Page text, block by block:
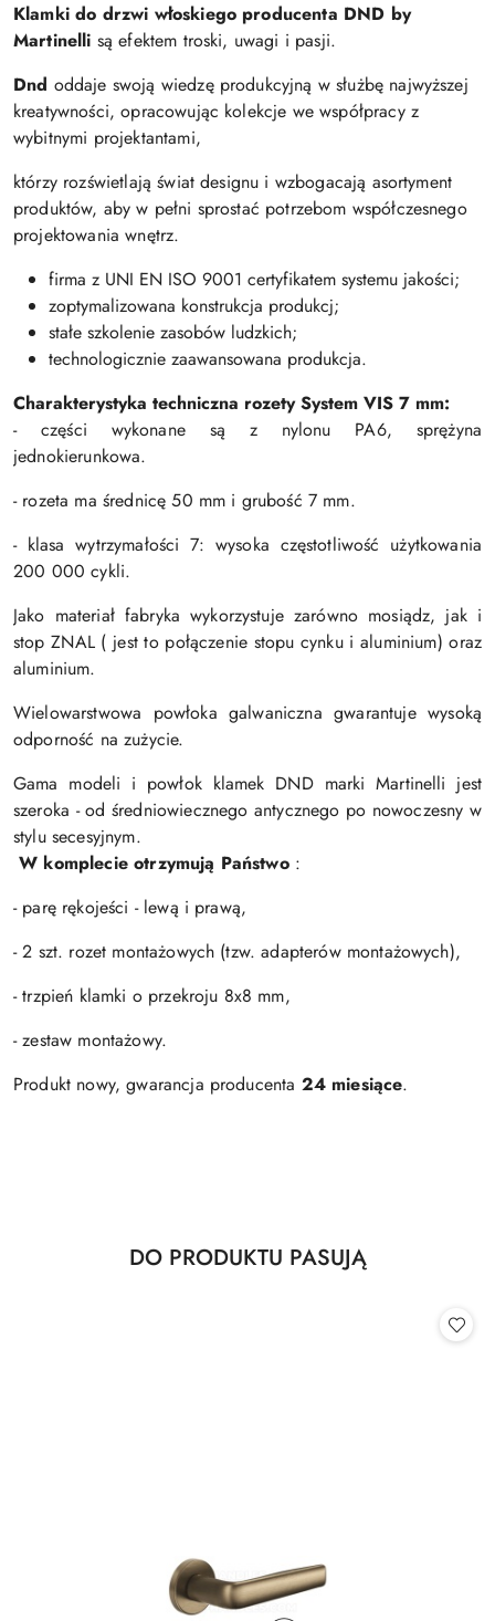
Klamki do drzwi włoskiego producenta DND by
Martinelli są efektem troski, uwagi i pasji.
Dnd oddaje swoją wiedzę produkcyjną w służbę najwyższej
kreatywności, opracowując kolekcje we współpracy z
wybitnymi projektantami,
którzy rozświetlają świat designu i wzbogacają asortyment
produktów, aby w pełni sprostać potrzebom współczesnego
projektowania wnętrz.
firma z UNI EN ISO 9001 certyfikatem systemu jakości;
zoptymalizowana konstrukcja produkcj;
stałe szkolenie zasobów ludzkich;
technologicznie zaawansowana produkcja.
Charakterystyka techniczna rozety System VIS 7 mm:
- części wykonane są z nylonu PA6, sprężyna
jednokierunkowa.
- rozeta ma średnicę 50 mm i grubość 7 mm.
- klasa wytrzymałości 7: wysoka częstotliwość użytkowania
200 000 cykli.
Jako materiał fabryka wykorzystuje zarówno mosiądz, jak i
stop ZNAL ( jest to połączenie stopu cynku i aluminium) oraz
aluminium.
Wielowarstwowa powłoka galwaniczna gwarantuje wysoką
odporność na zużycie.
Gama modeli i powłok klamek DND marki Martinelli jest
szeroka - od średniowiecznego antycznego po nowoczesny w
stylu secesyjnym.
W komplecie otrzymują Państwo:
- parę rękojeści - lewą i prawą,
- 2 szt. rozet montażowych (tzw. adapterów montażowych),
- trzpień klamki o przekroju 8x8 mm,
- zestaw montażowy.
Produkt nowy, gwarancja producenta 24 miesiące.
Pomiń karuzelę produktów
Produkty
DO PRODUKTU PASUJĄ